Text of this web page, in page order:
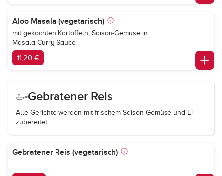
Aloo Masala (vegetarisch)
mit gekochten Kartoffeln, Saison-Gemüse in
Masala-Curry Sauce
11,20 €
Gebratener Reis
Alle Gerichte werden mit frischem Saison-Gemüse und Ei
zubereitet.
Gebratener Reis (vegetarisch)